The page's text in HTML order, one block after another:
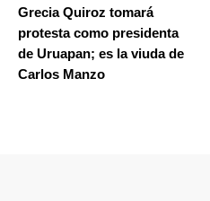
Grecia Quiroz tomará
protesta como presidenta
de Uruapan; es la viuda de
Carlos Manzo